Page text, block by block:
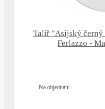
Talíř "Asijský černý
Ferlazzo -
na objednání